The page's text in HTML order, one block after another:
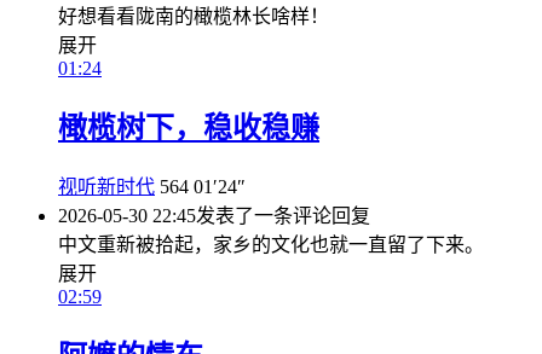
好想看看陇南的橄榄林长啥样！
展开
01:24
橄榄树下，稳收稳赚
视听新时代 564 01′24″
2026-05-30 22:45发表了一条评论回复
中文重新被拾起，家乡的文化也就一直留了下来。
展开
02:59